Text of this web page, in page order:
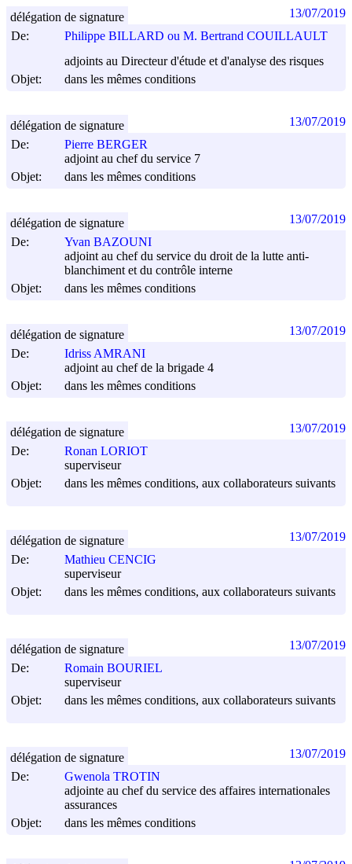
De:
Philippe BILLARD ou M. Bertrand COUILLAULT
adjoints au Directeur d'étude et d'analyse des risques
Objet:
dans les mêmes conditions
délégation de signature 13/07/2019
De:
Pierre BERGER
adjoint au chef du service 7
Objet:
dans les mêmes conditions
délégation de signature 13/07/2019
De:
Yvan BAZOUNI
adjoint au chef du service du droit de la lutte anti-
blanchiment et du contrôle interne
Objet:
dans les mêmes conditions
délégation de signature 13/07/2019
De:
Idriss AMRANI
adjoint au chef de la brigade 4
Objet:
dans les mêmes conditions
délégation de signature 13/07/2019
De:
Ronan LORIOT
superviseur
Objet:
dans les mêmes conditions, aux collaborateurs suivants
délégation de signature 13/07/2019
De:
Mathieu CENCIG
superviseur
Objet:
dans les mêmes conditions, aux collaborateurs suivants
délégation de signature 13/07/2019
De:
Romain BOURIEL
superviseur
Objet:
dans les mêmes conditions, aux collaborateurs suivants
délégation de signature 13/07/2019
De:
Gwenola TROTIN
adjointe au chef du service des affaires internationales
assurances
Objet:
dans les mêmes conditions
délégation de signature 13/07/2019